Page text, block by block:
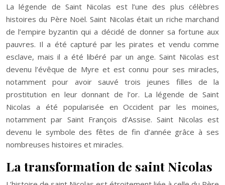
La légende de Saint Nicolas est l’une des plus célèbres
histoires du Père Noël. Saint Nicolas était un riche marchand
de l’empire byzantin qui a décidé de donner sa fortune aux
pauvres. Il a été capturé par les pirates et vendu comme
esclave, mais il a été libéré par un ange. Saint Nicolas est
devenu l’évêque de Myre et est connu pour ses miracles,
notamment pour avoir sauvé trois jeunes filles de la
prostitution en leur donnant de l’or. La légende de Saint
Nicolas a été popularisée en Occident par les moines,
notamment par Saint François d’Assise. Saint Nicolas est
devenu le symbole des fêtes de fin d’année grâce à ses
nombreuses histoires et miracles.
La transformation de saint Nicolas